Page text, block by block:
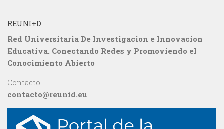
REUNI+D
Red Universitaria De Investigacion e Innovacion
Educativa. Conectando Redes y Promoviendo el
Conocimiento Abierto
Contacto
contacto@reunid.eu